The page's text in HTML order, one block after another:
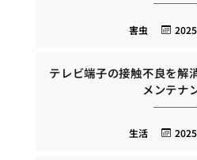
害虫
テレビ端子の接触不良を解
メンテナ
生活